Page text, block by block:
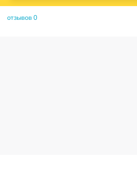
отзывов 0